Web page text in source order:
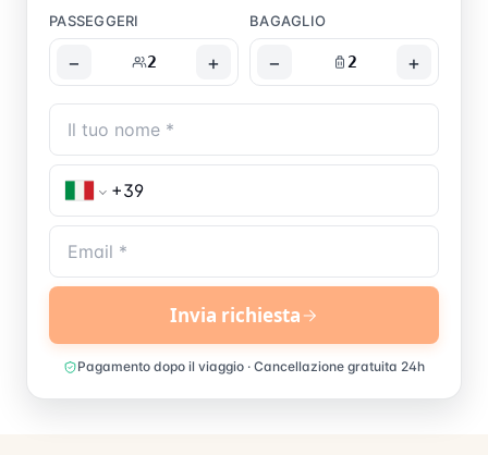
PASSEGGERI
− 2 +
BAGAGLIO
− 2 +
Invia richiesta
Pagamento dopo il viaggio · Cancellazione gratuita 24h